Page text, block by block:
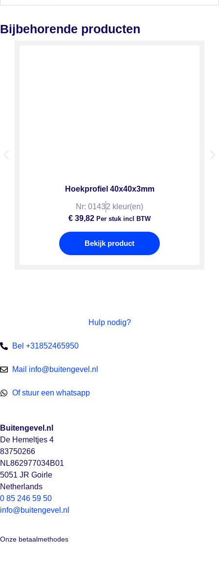
Bijbehorende producten
Hoekprofiel 40x40x3mm
Nr: 01432 kleur(en)
€ 39,82 Per stuk incl BTW
Bekijk product
Hulp nodig?
Bel +31852465950
Mail info@buitengevel.nl
Of stuur een whatsapp
Buitengevel.nl
De Hemeltjes 4
83750266
NL862977034B01
5051 JR Goirle
Netherlands
0 85 246 59 50
info@buitengevel.nl
Onze betaalmethodes